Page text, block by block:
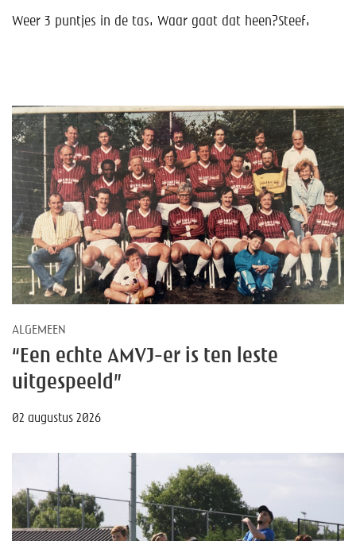
Weer 3 puntjes in de tas. Waar gaat dat heen?Steef.
ALGEMEEN
“Een echte AMVJ-er is ten leste
uitgespeeld”
02 augustus 2026